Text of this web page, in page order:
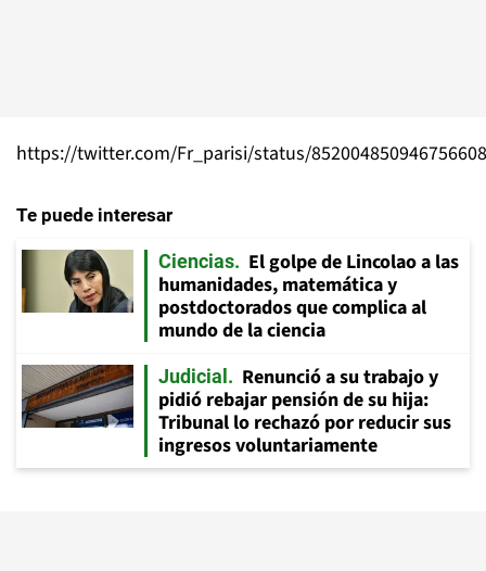
https://twitter.com/Fr_parisi/status/852004850946756608
Te puede interesar
Ciencias
El golpe de Lincolao a las
humanidades, matemática y
postdoctorados que complica al
mundo de la ciencia
Judicial
Renunció a su trabajo y
pidió rebajar pensión de su hija:
Tribunal lo rechazó por reducir sus
ingresos voluntariamente